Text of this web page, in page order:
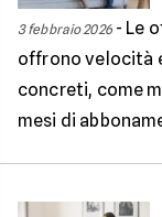
3 febbraio 2026- Le
offrono velocità
concreti, come
mesi di